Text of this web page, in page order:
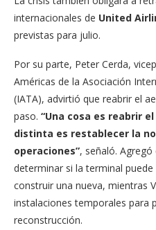
internacionales de United
previstas para julio.
Por su parte, Peter Cerda,
Américas de la Asociación
(IATA), advirtió que reabrir el
paso. “Una cosa es reabrir
distinta es restablecer la
operaciones”, señaló.
determinar si la terminal
construir una nueva, mientras
instalaciones temporales para
reconstrucción.